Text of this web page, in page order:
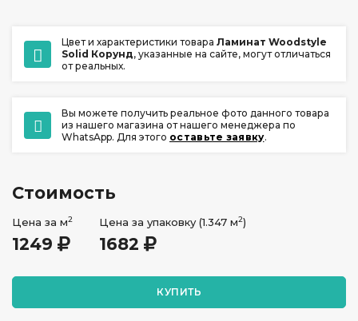
Цвет и характеристики товара Ламинат Woodstyle
Solid Корунд, указанные на сайте, могут отличаться
от реальных.
Вы можете получить реальное фото данного товара
из нашего магазина от нашего менеджера по
WhatsApp. Для этого оставьте заявку.
Стоимость
Цена за м2
1249
Цена за упаковку (1.347 м2)
1682
КУПИТЬ